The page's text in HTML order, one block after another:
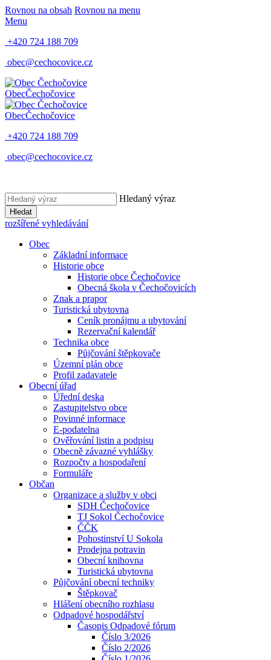
Rovnou na obsah Rovnou na menu
Menu
+420 724 188 709
obec@cechocovice.cz
ObecČechočovice
ObecČechočovice
+420 724 188 709
obec@cechocovice.cz
Hledaný výraz
Hledat
rozšířené vyhledávání
Obec
Základní informace
Historie obce
Historie obce Čechočovice
Obecná škola v Čechočovicích
Znak a prapor
Turistická ubytovna
Ceník pronájmu a ubytování
Rezervační kalendář
Technika obce
Půjčování štěpkovače
Územní plán obce
Profil zadavatele
Obecní úřad
Úřední deska
Zastupitelstvo obce
Povinné informace
E-podatelna
Ověřování listin a podpisu
Obecně závazné vyhlášky
Rozpočty a hospodaření
Formuláře
Občan
Organizace a služby v obci
SDH Čechočovice
TJ Sokol Čechočovice
ČČK
Pohostinství U Sokola
Prodejna potravin
Obecní knihovna
Turistická ubytovna
Půjčování obecní techniky
Štěpkovač
Hlášení obecního rozhlasu
Odpadové hospodářství
Časopis Odpadové fórum
Číslo 3/2026
Číslo 2/2026